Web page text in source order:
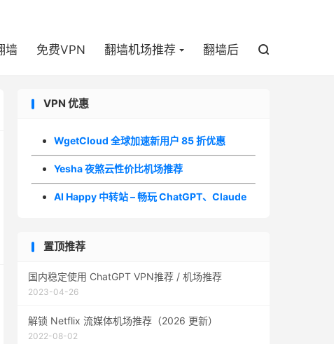
墙 免费VPN 翻墙机场推荐 翻墙后 
VPN 优惠
WgetCloud 全球加速新用户 85 折优惠
Yesha 夜煞云性价比机场推荐
AI Happy 中转站 – 畅玩 ChatGPT、Claude
置顶推荐
国内稳定使用 ChatGPT VPN推荐 / 机场推荐
2023-04-26
解锁 Netflix 流媒体机场推荐（2026 更新）
2022-08-02